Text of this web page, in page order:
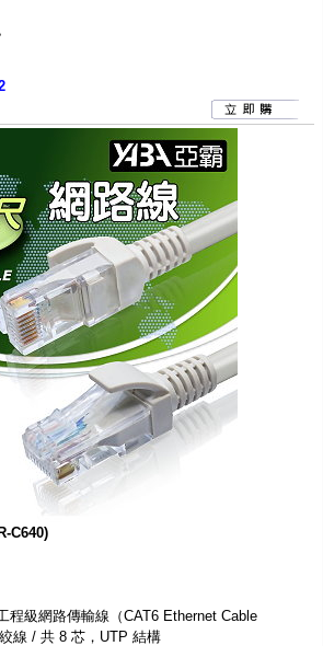
C640)
程級網路傳輸線（CAT6 Ethernet Cable
線 / 共 8 芯，UTP 結構